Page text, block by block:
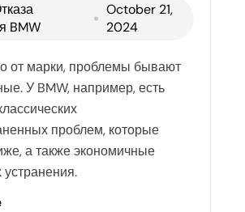
BMW
October 21,
2024
от марки, проблемы бывают
У BMW, например, есть
проблем, которые
а также экономичные